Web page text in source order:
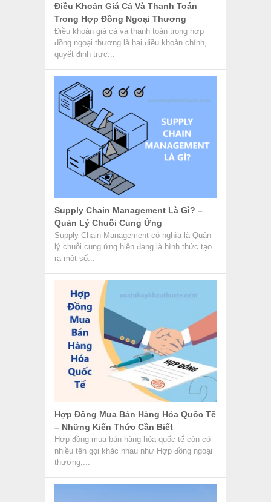
Điều Khoản Giá Cả Và Thanh Toán
Trong Hợp Đồng Ngoại Thương
Điều khoản giá cả và thanh toán trong hợp
đồng ngoại thương là hai điều khoản chính,
quyết định trực...
Supply Chain Management Là Gì? –
Quản Lý Chuỗi Cung Ứng
Supply Chain Management có nghĩa là Quản
lý chuỗi cung ứng hiện đang là hình thức tạo
ra một số...
Hợp Đồng Mua Bán Hàng Hóa Quốc Tế
– Những Kiến Thức Cần Biết
Hợp đồng mua bán hàng hóa quốc tế còn có
nhiều tên gọi khác nhau như Hợp đồng ngoại
thương,...